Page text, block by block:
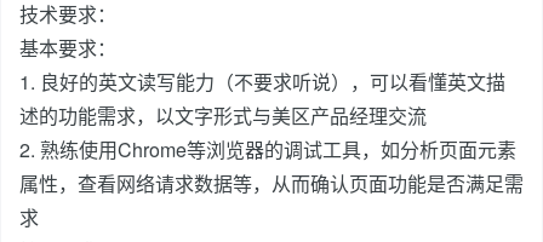
技术要求：
基本要求：
1. 良好的英文读写能力（不要求听说），可以看懂英文描
述的功能需求，以文字形式与美区产品经理交流
2. 熟练使用Chrome等浏览器的调试工具，如分析页面元素
属性，查看网络请求数据等，从而确认页面功能是否满足需
求